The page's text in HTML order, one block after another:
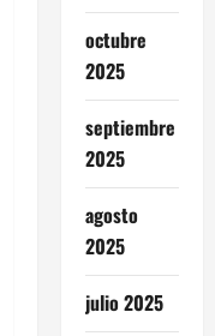
octubre
2025
septiembre
2025
agosto
2025
julio 2025